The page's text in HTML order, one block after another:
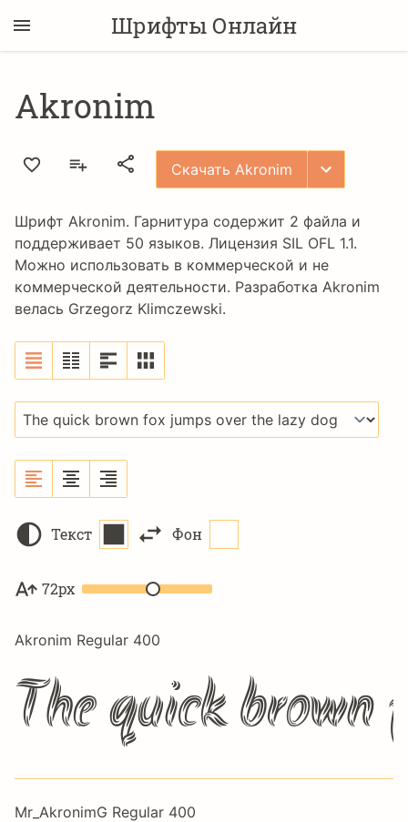
Шрифты Онлайн
Akronim
Скачать Akronim
Шрифт Akronim. Гарнитура содержит 2 файла и
поддерживает 50 языков. Лицензия SIL OFL 1.1.
Можно использовать в коммерческой и не
коммерческой деятельности. Разработка Akronim
велась Grzegorz Klimczewski.
Текст Фон
72px
Akronim Regular 400
The quick brown
Mr_AkronimG Regular 400